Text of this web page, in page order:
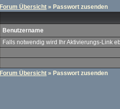
Forum Übersicht » Passwort zusenden
Benutzername
Falls notwendig wird Ihr Aktivierungs-Link
Forum Übersicht » Passwort zusenden